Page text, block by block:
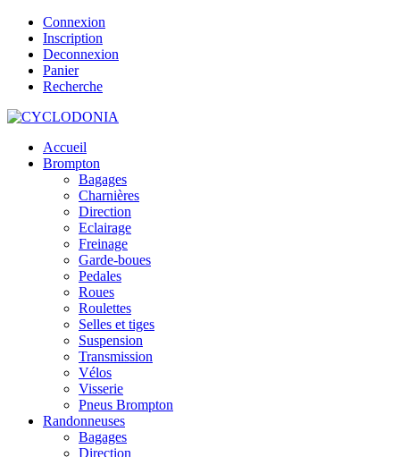
Connexion
Inscription
Deconnexion
Panier
Recherche
Accueil
Brompton
Bagages
Charnières
Direction
Eclairage
Freinage
Garde-boues
Pedales
Roues
Roulettes
Selles et tiges
Suspension
Transmission
Vélos
Visserie
Pneus Brompton
Randonneuses
Bagages
Direction